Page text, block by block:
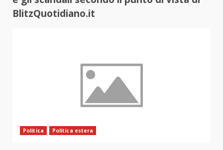
BlitzQuotidiano.it
Politica Politica estera